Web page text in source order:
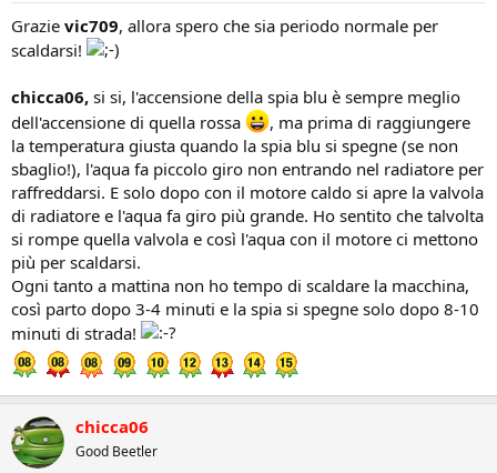
Grazie vic709, allora spero che sia periodo normale per
scaldarsi!
chicca06, si si, l'accensione della spia blu è sempre meglio
dell'accensione di quella rossa
, ma prima di raggiungere
la temperatura giusta quando la spia blu si spegne (se non
sbaglio!), l'aqua fa piccolo giro non entrando nel radiatore per
raffreddarsi. E solo dopo con il motore caldo si apre la valvola
di radiatore e l'aqua fa giro più grande. Ho sentito che talvolta
si rompe quella valvola e così l'aqua con il motore ci mettono
più per scaldarsi.
Ogni tanto a mattina non ho tempo di scaldare la macchina,
così parto dopo 3-4 minuti e la spia si spegne solo dopo 8-10
minuti di strada!
chicca06
Good Beetler